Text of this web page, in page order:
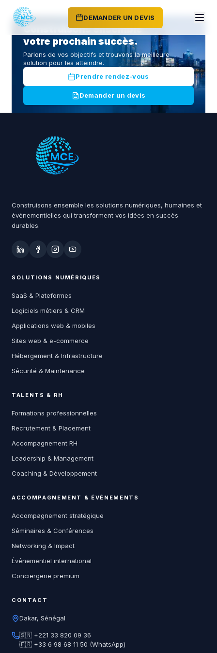
DEMANDER UN DEVIS
Construisons ensemble
votre prochain succès.
Parlons de vos objectifs et trouvons la meilleure
solution pour les atteindre.
Prendre rendez-vous
Demander un devis
Construisons ensemble les solutions numériques, humaines et
événementielles qui transforment vos idées en succès
durables.
SOLUTIONS NUMÉRIQUES
SaaS & Plateformes
Logiciels métiers & CRM
Applications web & mobiles
Sites web & e-commerce
Hébergement & Infrastructure
Sécurité & Maintenance
TALENTS & RH
Formations professionnelles
Recrutement & Placement
Accompagnement RH
Leadership & Management
Coaching & Développement
ACCOMPAGNEMENT & ÉVÉNEMENTS
Accompagnement stratégique
Séminaires & Conférences
Networking & Impact
Événementiel international
Conciergerie premium
CONTACT
Dakar, Sénégal
🇸🇳 +221 33 820 09 36
🇫🇷 +33 6 98 68 11 50 (WhatsApp)